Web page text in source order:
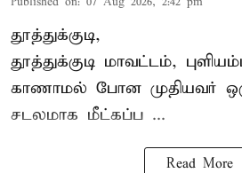
தூத்துக்குடி,
தூத்துக்குடி மாவட்டம்,
காணாமல் போன முதியவர்
சடலமாக மீட்கப்ப ...
Read More